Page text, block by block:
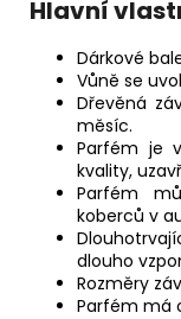
Hlavní
Dárkové
Vůně se
Dřevěná
měsíc.
Parfém je
kvality,
Parfém
koberců v
dlouho
Rozměry
Parfém má